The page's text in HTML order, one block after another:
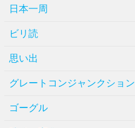
日本一周
ビリ読
思い出
グレートコンジャンクション
ゴーグル